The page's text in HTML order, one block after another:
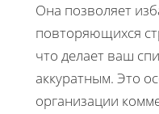
Она позволяет
повторяющихся
что делает ваш
аккуратным. Это
организации